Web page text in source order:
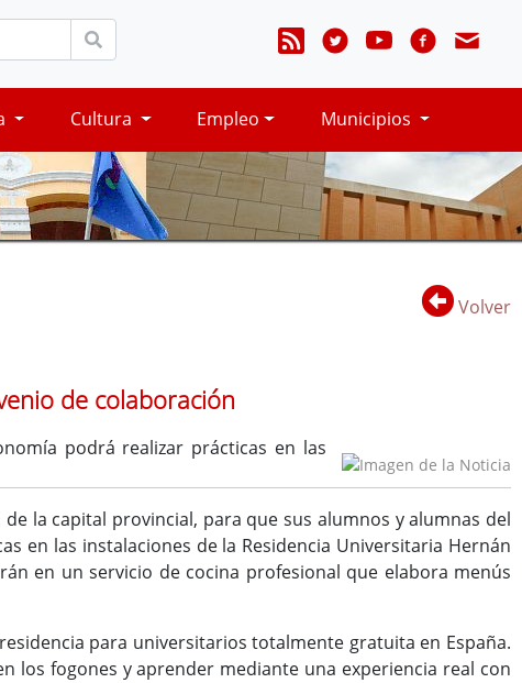
Cultura Empleo Municipios
Volver
de colaboración
podrá realizar prácticas en las
la capital provincial, para que sus alumnos y alumnas del
en las instalaciones de la Residencia Universitaria Hernán
en un servicio de cocina profesional que elabora menús
para universitarios totalmente gratuita en España.
los fogones y aprender mediante una experiencia real con